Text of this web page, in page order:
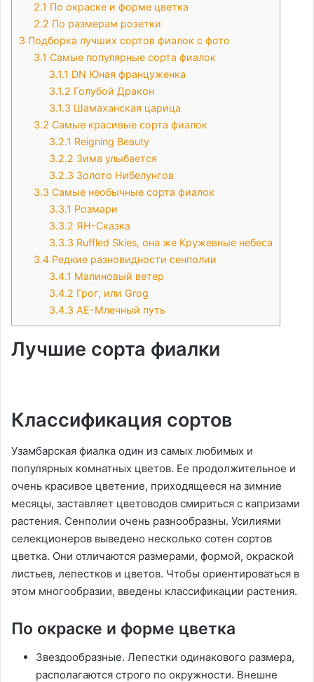
2.1 По окраске и форме цветка
2.2 По размерам розетки
3 Подборка лучших сортов фиалок с фото
3.1 Самые популярные сорта фиалок
3.1.1 DN Юная француженка
3.1.2 Голубой Дракон
3.1.3 Шамаханская царица
3.2 Самые красивые сорта фиалок
3.2.1 Reigning Beauty
3.2.2 Зима улыбается
3.2.3 Золото Нибелунгов
3.3 Самые необычные сорта фиалок
3.3.1 Розмари
3.3.2 ЯН-Сказка
3.3.3 Ruffled Skies, она же Кружевные небеса
3.4 Редкие разновидности сенполии
3.4.1 Малиновый ветер
3.4.2 Грог, или Grog
3.4.3 АЕ-Млечный путь
Лучшие сорта фиалки
Классификация сортов
Узамбарская фиалка один из самых любимых и
популярных комнатных цветов. Ее продолжительное и
очень красивое цветение, приходящееся на зимние
месяцы, заставляет цветоводов смириться с капризами
растения. Сенполии очень разнообразны. Усилиями
селекционеров выведено несколько сотен сортов
цветка. Они отличаются размерами, формой, окраской
листьев, лепестков и цветов. Чтобы ориентироваться в
этом многообразии, введены классификации растения.
По окраске и форме цветка
Звездообразные. Лепестки одинакового размера,
располагаются строго по окружности. Внешне